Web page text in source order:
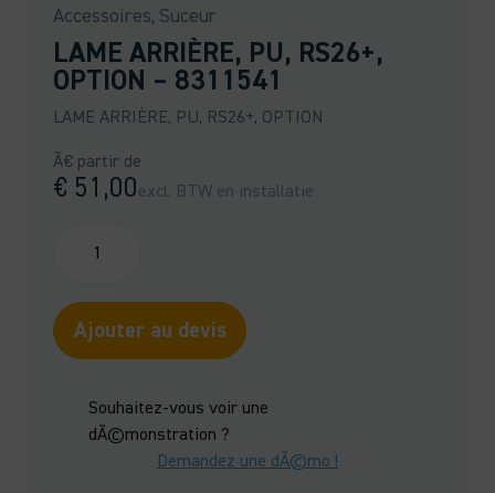
Accessoires, Suceur
LAME ARRIÈRE, PU, RS26+,
OPTION – 8311541
LAME ARRIÈRE, PU, RS26+, OPTION
Ã€ partir de
€ 51,00excl. BTW en installatie
ARRIÈRE,
PU,
RS26+,
8311541
Ajouter au devis
Souhaitez-vous voir une
dÃ©monstration ?
Demandez une dÃ©mo !